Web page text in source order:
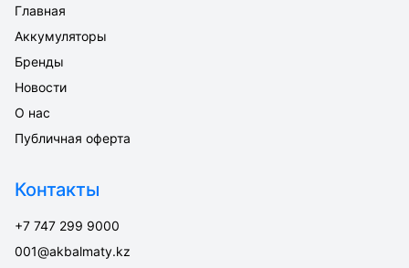
Главная
Аккумуляторы
Бренды
Новости
О нас
Публичная оферта
Контакты
+7 747 299 9000
001@akbalmaty.kz